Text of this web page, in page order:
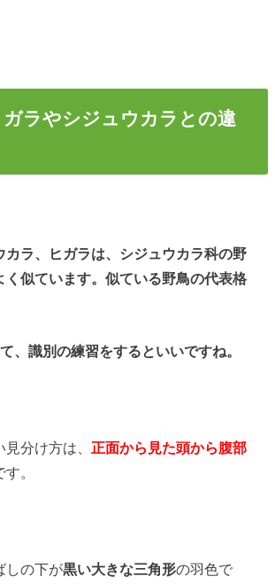
ラやシジュウカラとの違
カラ、ヒガラは、シジュウカラ科の野
く似ています。似ている野鳥の代表格
、識別の練習をするといいですね。
分け方は、 正面から見た頭から腹部
す。
しの下が黒い大きな三角形の羽色で